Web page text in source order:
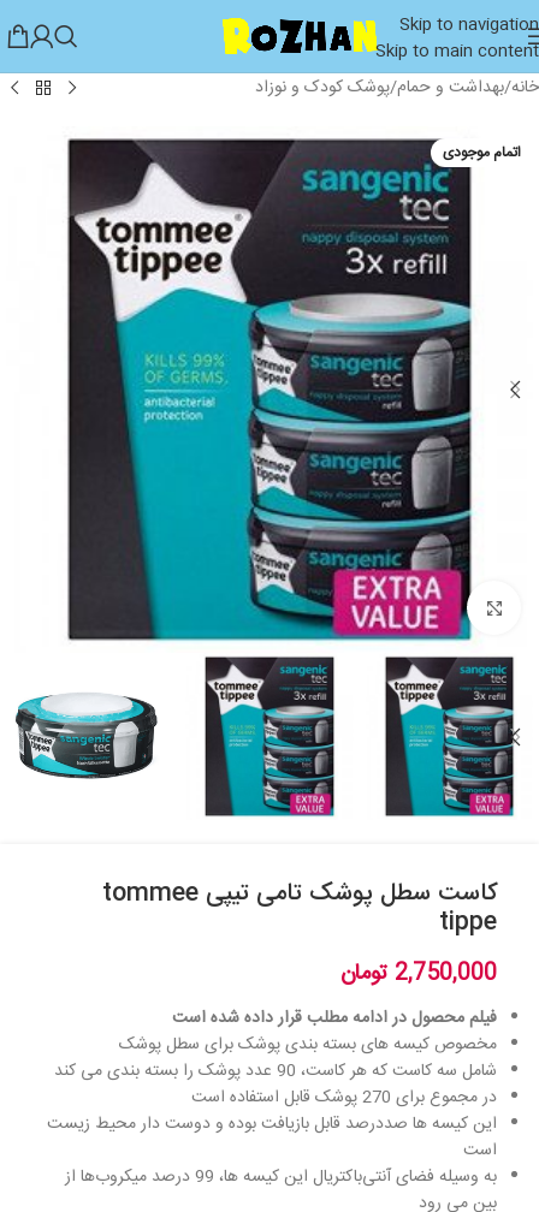
Skip to navigation
Skip to main content
خانه/بهداشت و حمام/پوشک کودک و نوزاد
اتمام موجودی
بزرگنمایی تصویر
کاست سطل پوشک تامی تیپی tommee
tippe
2,750,000 تومان
فیلم محصول در ادامه مطلب قرار داده شده است
مخصوص کیسه های بسته بندی پوشک برای سطل پوشک
شامل سه کاست که هر کاست، 90 عدد پوشک را بسته بندی می کند
در مجموع برای 270 پوشک قابل استفاده است
این کیسه ها صددرصد قابل بازیافت بوده و دوست دار محیط زیست
است
به وسیله فضای آنتی‌باکتریال این کیسه ها، 99 درصد میکروب‌ها از
بین می رود